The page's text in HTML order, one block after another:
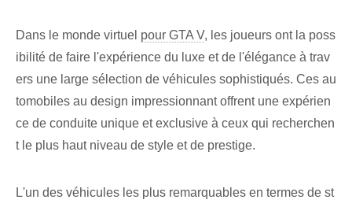
Dans le monde virtuel pour GTA V, les joueurs ont la poss
ibilité de faire l'expérience du luxe et de l'élégance à trav
ers une large sélection de véhicules sophistiqués. Ces au
tomobiles au design impressionnant offrent une expérien
ce de conduite unique et exclusive à ceux qui recherchen
t le plus haut niveau de style et de prestige.
L'un des véhicules les plus remarquables en termes de st